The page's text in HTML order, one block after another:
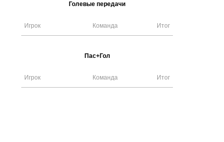
Голевые передачи
Игрок Команда Итог
Пас+Гол
Игрок Команда Итог